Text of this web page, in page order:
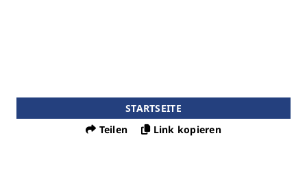
STARTSEITE
Teilen
Link kopieren